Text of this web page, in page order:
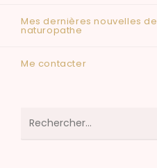
Mes dernières nouvelles de
naturopathe
Me contacter